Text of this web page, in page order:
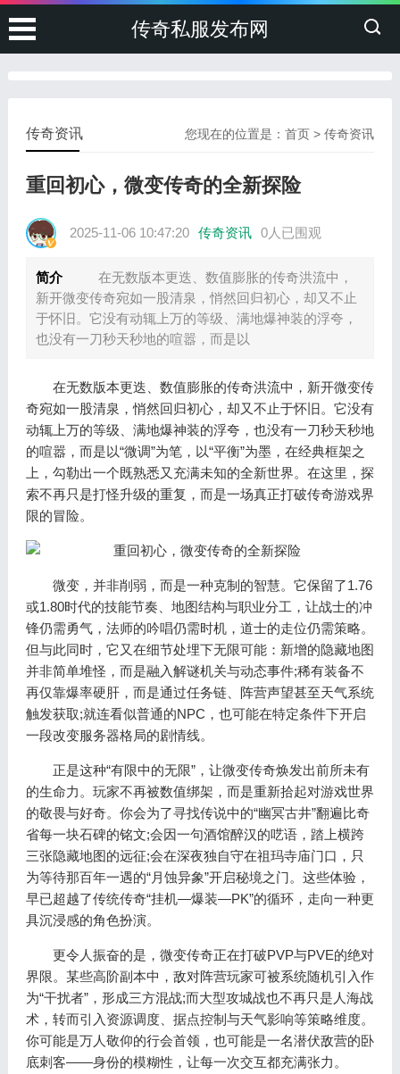
传奇私服发布网
您现在的位置是：首页 >传奇资讯
传奇资讯
重回初心，微变传奇的全新探险
2025-11-06 10:47:20 传奇资讯 0人已围观
简介
在无数版本更迭、数值膨胀的传奇洪流中，
新开微变传奇宛如一股清泉，悄然回归初心，却又不止
于怀旧。它没有动辄上万的等级、满地爆神装的浮夸，
也没有一刀秒天秒地的喧嚣，而是以
在无数版本更迭、数值膨胀的传奇洪流中，新开微变传
奇宛如一股清泉，悄然回归初心，却又不止于怀旧。它没有
动辄上万的等级、满地爆神装的浮夸，也没有一刀秒天秒地
的喧嚣，而是以“微调”为笔，以“平衡”为墨，在经典框架之
上，勾勒出一个既熟悉又充满未知的全新世界。在这里，探
索不再只是打怪升级的重复，而是一场真正打破传奇游戏界
限的冒险。
微变，并非削弱，而是一种克制的智慧。它保留了1.76
或1.80时代的技能节奏、地图结构与职业分工，让战士的冲
锋仍需勇气，法师的吟唱仍需时机，道士的走位仍需策略。
但与此同时，它又在细节处埋下无限可能：新增的隐藏地图
并非简单堆怪，而是融入解谜机关与动态事件;稀有装备不
再仅靠爆率硬肝，而是通过任务链、阵营声望甚至天气系统
触发获取;就连看似普通的NPC，也可能在特定条件下开启
一段改变服务器格局的剧情线。
正是这种“有限中的无限”，让微变传奇焕发出前所未有
的生命力。玩家不再被数值绑架，而是重新拾起对游戏世界
的敬畏与好奇。你会为了寻找传说中的“幽冥古井”翻遍比奇
省每一块石碑的铭文;会因一句酒馆醉汉的呓语，踏上横跨
三张隐藏地图的远征;会在深夜独自守在祖玛寺庙门口，只
为等待那百年一遇的“月蚀异象”开启秘境之门。这些体验，
早已超越了传统传奇“挂机—爆装—PK”的循环，走向一种更
具沉浸感的角色扮演。
更令人振奋的是，微变传奇正在打破PVP与PVE的绝对
界限。某些高阶副本中，敌对阵营玩家可被系统随机引入作
为“干扰者”，形成三方混战;而大型攻城战也不再只是人海战
术，转而引入资源调度、据点控制与天气影响等策略维度。
你可能是万人敬仰的行会首领，也可能是一名潜伏敌营的卧
底刺客——身份的模糊性，让每一次交互都充满张力。